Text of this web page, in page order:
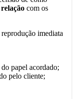
relação com os
imediata
papel acordado;
pelo cliente;